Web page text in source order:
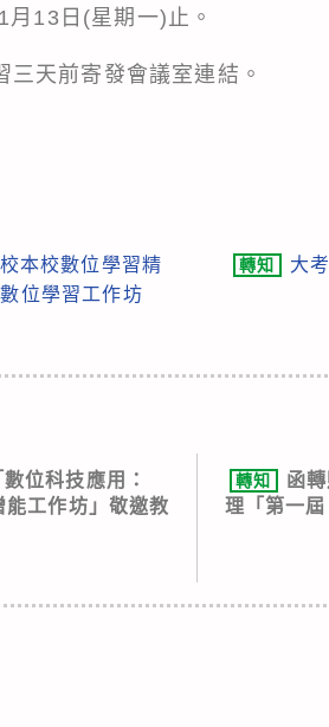
13日(星期一)止。
天前寄發會議室連結。
本校數位學習精
位學習工作坊
轉知
大
位科技應用：
工作坊」敬邀教
轉知
函
理「第一